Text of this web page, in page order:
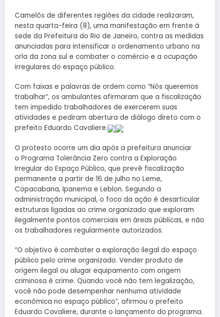
Camelôs de diferentes regiões da cidade realizaram,
nesta quarta-feira (8), uma manifestação em frente à
sede da Prefeitura do Rio de Janeiro, contra as medidas
anunciadas para intensificar o ordenamento urbano na
orla da zona sul e combater o comércio e a ocupação
irregulares do espaço público.
Com faixas e palavras de ordem como “Nós queremos
trabalhar”, os ambulantes afirmaram que a fiscalização
tem impedido trabalhadores de exercerem suas
atividades e pediram abertura de diálogo direto com o
prefeito Eduardo Cavaliere.
O protesto ocorre um dia após a prefeitura anunciar
o Programa Tolerância Zero contra a Exploração
Irregular do Espaço Público, que prevê fiscalização
permanente a partir de 16 de julho no Leme,
Copacabana, Ipanema e Leblon. Segundo a
administração municipal, o foco da ação é desarticular
estruturas ligadas ao crime organizado que exploram
ilegalmente pontos comerciais em áreas públicas, e não
os trabalhadores regularmente autorizados.
“O objetivo é combater a exploração ilegal do espaço
público pelo crime organizado. Vender produto de
origem ilegal ou alugar equipamento com origem
criminosa é crime. Quando você não tem legalização,
você não pode desempenhar nenhuma atividade
econômica no espaço público”, afirmou o prefeito
Eduardo Cavaliere, durante o lançamento do programa.